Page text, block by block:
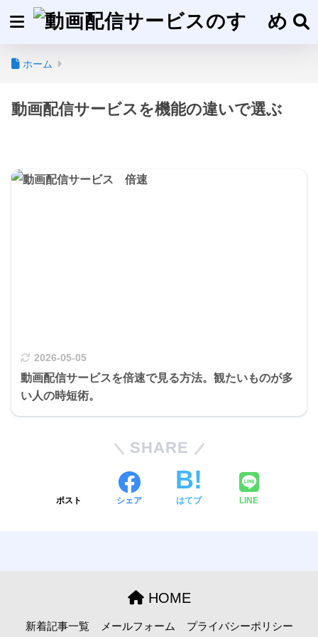
ホーム
動画配信サービスを機能の違いで選ぶ
2026-05-05
動画配信サービスを倍速で見る方法。観たいものが多
い人の時短術。
SHARE
ポスト シェア はてブ LINE
HOME
新着記事一覧 メールフォーム プライバシーポリシー